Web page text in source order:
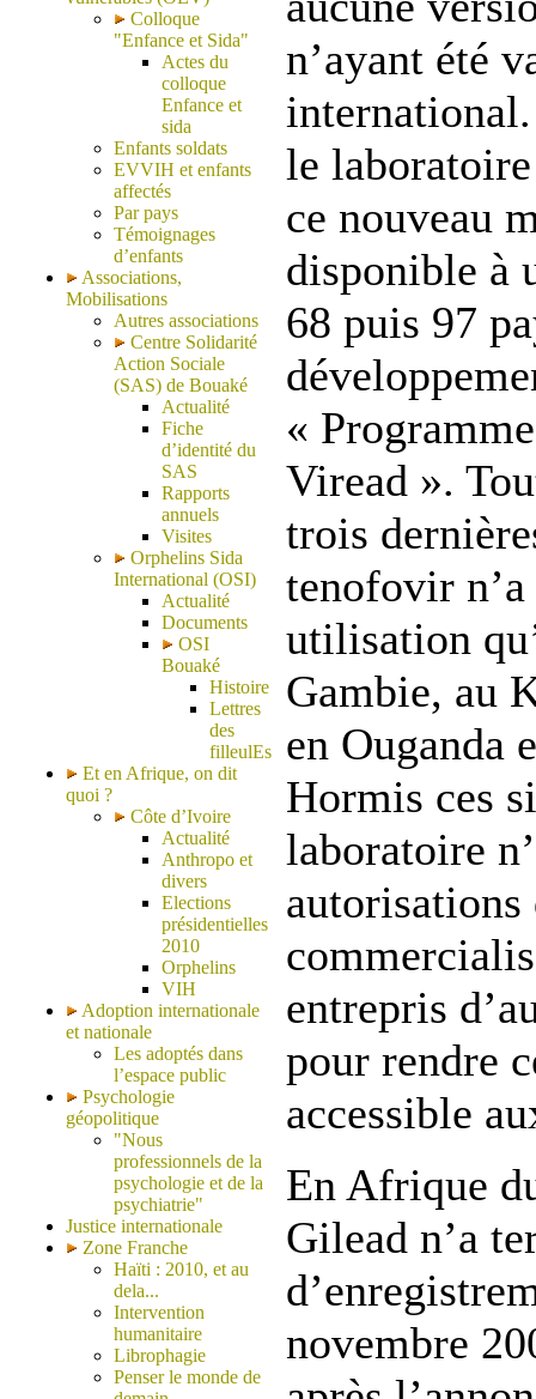
Colloque
"Enfance et Sida"
Actes du
colloque
Enfance et
sida
Enfants soldats
EVVIH et enfants
affectés
Par pays
Témoignages
d’enfants
Associations,
Mobilisations
Autres associations
Centre Solidarité
Action Sociale
(SAS) de Bouaké
Actualité
Fiche
d’identité du
SAS
Rapports
annuels
Visites
Orphelins Sida
International (OSI)
Actualité
Documents
OSI
Bouaké
Histoire
Lettres
des
filleulEs
Et en Afrique, on dit
quoi ?
Côte d’Ivoire
Actualité
Anthropo et
divers
Elections
présidentielles
2010
Orphelins
VIH
Adoption internationale
et nationale
Les adoptés dans
l’espace public
Psychologie
géopolitique
"Nous
professionnels de la
psychologie et de la
psychiatrie"
Justice internationale
Zone Franche
Haïti : 2010, et au
dela...
Intervention
humanitaire
Librophagie
Penser le monde de
n’ayant été
le
ce nouveau
disponible à
68 puis 97
«
Viread ».
trois
tenofovir
utilisation
Gambie, au
en Ouganda
Hormis ces
laboratoire
autorisations
entrepris
pour rendre
accessible
En Afrique
Gilead n’a
novembre